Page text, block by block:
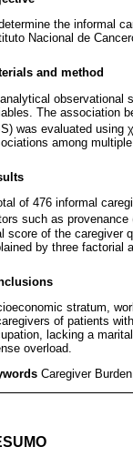
the informal
Nacional de
and method
observational
The association
was evaluated using χ
among
of 476 informal
such as provenance
score of the caregiver
by three factorial
stratum,
of patients
lacking a
overload.
Caregiver